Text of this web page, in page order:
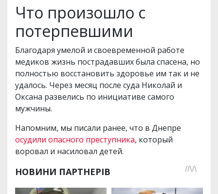
Что произошло с
потерпевшими
Благодаря умелой и своевременной работе
медиков жизнь пострадавших была спасена, но
полностью восстановить здоровье им так и не
удалось. Через месяц после суда Николай и
Оксана развелись по инициативе самого
мужчины.
Напомним, мы писали ранее, что в Днепре
осудили опасного преступника, который
воровал и насиловал детей.